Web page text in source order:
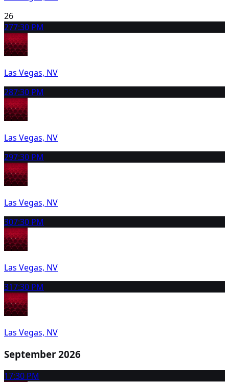
26
277:30 PM
Las Vegas, NV
287:30 PM
Las Vegas, NV
297:30 PM
Las Vegas, NV
307:30 PM
Las Vegas, NV
317:30 PM
Las Vegas, NV
September 2026
17:30 PM